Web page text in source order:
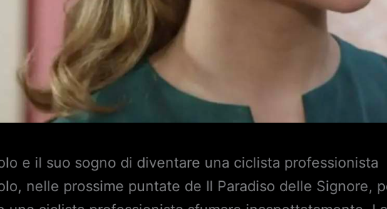
e il suo sogno di diventare una ciclista professionista
nelle prossime puntate de Il Paradiso delle Signore,